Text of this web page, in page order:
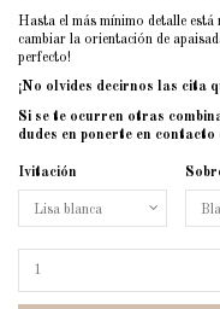
Hasta el más mínimo detalle
cambiar la orientación de
perfecto!
¡No olvides decirnos las cita
Si se te ocurren otras
dudes en ponerte en
Ivitación